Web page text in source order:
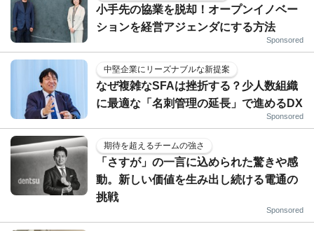
小手先の協業を脱却！オープンイノベー
ションを経営アジェンダにする方法
Sponsored
中堅企業にリーズナブルな新提案
なぜ複雑なSFAは挫折する？少人数組織
に最適な「名刺管理の延長」で進めるDX
Sponsored
期待を超えるチームの強さ
「さすが」の一言に込められた驚きや感
動。新しい価値を生み出し続ける電通の
挑戦
Sponsored